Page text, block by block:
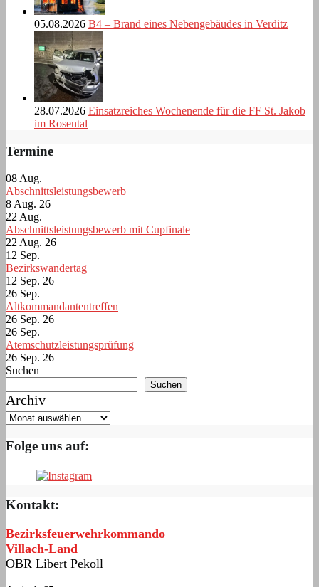
05.08.2026 B4 – Brand eines Nebengebäudes in Verditz
28.07.2026 Einsatzreiches Wochenende für die FF St. Jakob
im Rosental
Termine
08 Aug.
Abschnittsleistungsbewerb
8 Aug. 26
22 Aug.
Abschnittsleistungsbewerb mit Cupfinale
22 Aug. 26
12 Sep.
Bezirkswandertag
12 Sep. 26
26 Sep.
Altkommandantentreffen
26 Sep. 26
26 Sep.
Atemschutzleistungsprüfung
26 Sep. 26
Suchen
Suchen
Archiv
Folge uns auf:
Kontakt:
Bezirksfeuerwehrkommando
Villach-Land
OBR Libert Pekoll